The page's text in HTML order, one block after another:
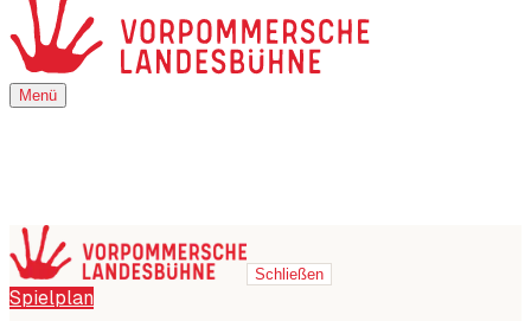
Menü
Menü
Schließen
Spielplan